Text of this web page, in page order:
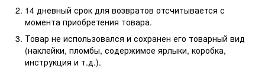
14 дневный срок для возвратов отсчитывается с
момента приобретения товара.
Товар не использовался и сохранен его товарный вид
(наклейки, пломбы, содержимое ярлыки, коробка,
инструкция и т.д.).